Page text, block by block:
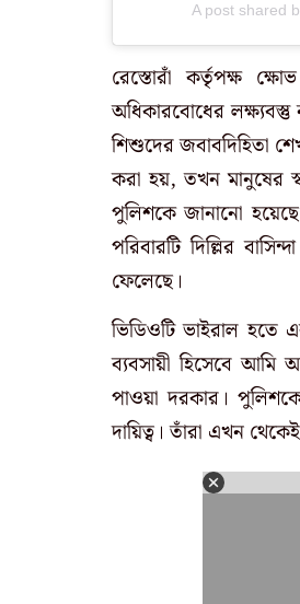
A post shared
রেস্তোরাঁ কর্তৃপক্ষ
অধিকারবোধের
শিশুদের জবাবদিহিতা
করা হয়, তখন মানুষের
পুলিশকে জানানো
পরিবারটি দিল্লির
ফেলেছে।
ভিডিওটি ভাইরাল
ব্যবসায়ী হিসেবে আমি
পাওয়া দরকার।
দায়িত্ব। তাঁরা এখন